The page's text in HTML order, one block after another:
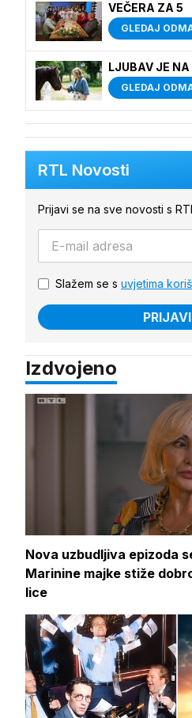
VEČERA ZA 5
GLEDAJ
LJUBAV JE NA
GLEDAJ
RTL Novosti
Prijavi se na sve novosti s
Slažem se s uvjetima
Izdvojeno
Nova uzbudljiva epizoda
Marinine majke stiže
lice